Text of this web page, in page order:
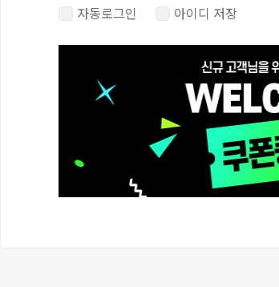
자동로그인 아이디 저장